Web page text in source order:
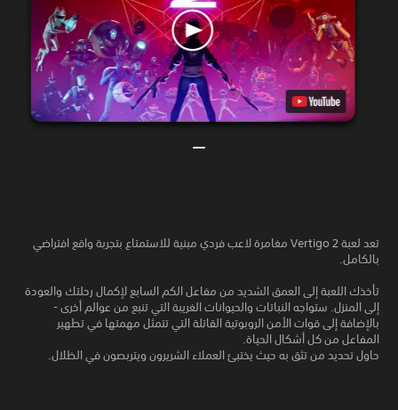
تعد لعبة Vertigo 2 مغامرة لاعب فردي مبنية للاستمتاع بتجربة واقع افتراضي
بالكامل.
تأخذك اللعبة إلى العمق الشديد من مفاعل الكم السابع لإكمال رحلتك والعودة
إلى المنزل. ستواجه النباتات والحيوانات الغريبة التي تنبع من عوالم أخرى -
بالإضافة إلى قوات الأمن الروبوتية القاتلة التي تتمثل مهمتها في تطهير
المفاعل من كل أشكال الحياة.
حاول تحديد من تثق به حيث يختبئ العملاء الشريرون ويتربصون في الظلال.